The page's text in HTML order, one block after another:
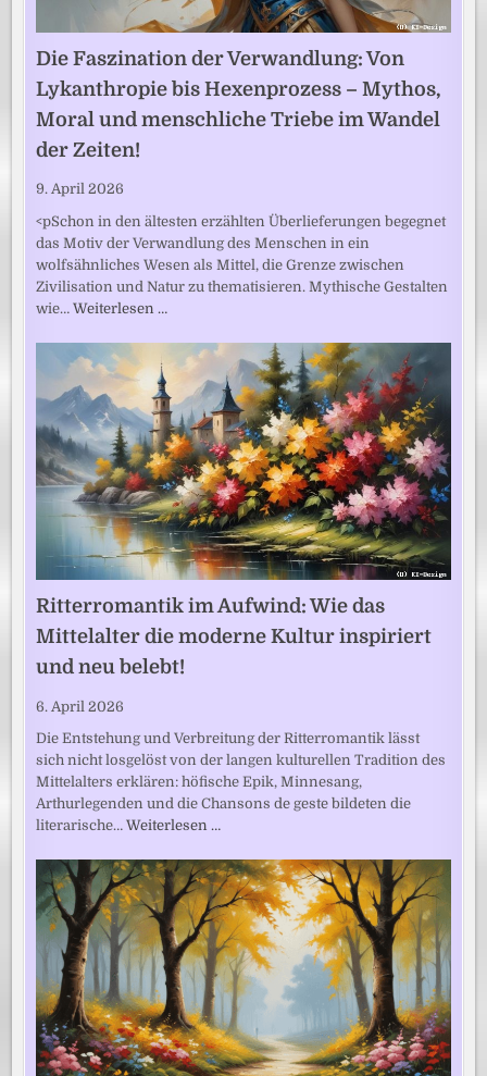
Die Faszination der Verwandlung: Von
Lykanthropie bis Hexenprozess – Mythos,
Moral und menschliche Triebe im Wandel
der Zeiten!
9. April 2026
<pSchon in den ältesten erzählten Überlieferungen begegnet
das Motiv der Verwandlung des Menschen in ein
wolfsähnliches Wesen als Mittel, die Grenze zwischen
Zivilisation und Natur zu thematisieren. Mythische Gestalten
wie…Weiterlesen …
Ritterromantik im Aufwind: Wie das
Mittelalter die moderne Kultur inspiriert
und neu belebt!
6. April 2026
Die Entstehung und Verbreitung der Ritterromantik lässt
sich nicht losgelöst von der langen kulturellen Tradition des
Mittelalters erklären: höfische Epik, Minnesang,
Arthurlegenden und die Chansons de geste bildeten die
literarische…Weiterlesen …